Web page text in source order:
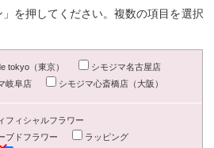
を押してください。複数の項目を選択
tokyo（東京）
シモジマ名古屋店
岐阜店
シモジマ心斎橋店（大阪）
フィシャルフラワー
ブドフラワー
ラッピング